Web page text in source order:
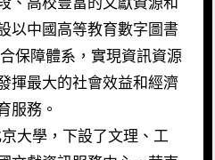
以中國高等教育數字圖書
保障體系，實現資訊資源
揮最大的社會效益和經濟
服務。
大學，下設了文理、工